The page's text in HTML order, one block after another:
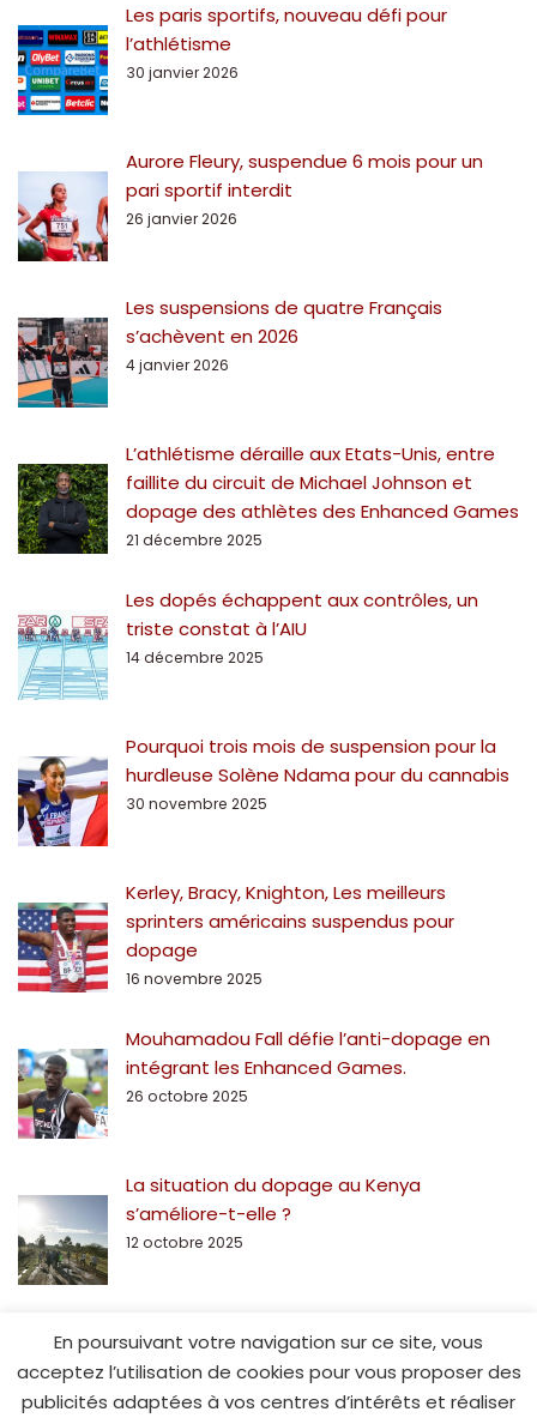
Les paris sportifs, nouveau défi pour
l’athlétisme
30 janvier 2026
Aurore Fleury, suspendue 6 mois pour un
pari sportif interdit
26 janvier 2026
Les suspensions de quatre Français
s’achèvent en 2026
4 janvier 2026
L’athlétisme déraille aux Etats-Unis, entre
faillite du circuit de Michael Johnson et
dopage des athlètes des Enhanced Games
21 décembre 2025
Les dopés échappent aux contrôles, un
triste constat à l’AIU
14 décembre 2025
Pourquoi trois mois de suspension pour la
hurdleuse Solène Ndama pour du cannabis
30 novembre 2025
Kerley, Bracy, Knighton, Les meilleurs
sprinters américains suspendus pour
dopage
16 novembre 2025
Mouhamadou Fall défie l’anti-dopage en
intégrant les Enhanced Games.
26 octobre 2025
La situation du dopage au Kenya
s’améliore-t-elle ?
12 octobre 2025
En poursuivant votre navigation sur ce site, vous
acceptez l’utilisation de cookies pour vous proposer des
publicités adaptées à vos centres d’intérêts et réaliser